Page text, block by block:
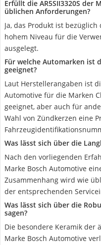
Erfüllt die AR5SII3320S der
üblichen Anforderungen?
Ja, das Produkt ist
hohem Niveau für die
ausgelegt.
Für welche Automarken ist
geeignet?
Laut Herstellerangaben ist
Automotive für die Marken
geeignet, aber auch für
Wahl von Zündkerzen eine
Was lässt sich über die
Nach den vorliegenden
Marke Bosch Automotive
Zusammenhang wird wie
der entsprechenden
Was lässt sich über die
sagen?
Die besondere Keramik der
Marke Bosch Automotive